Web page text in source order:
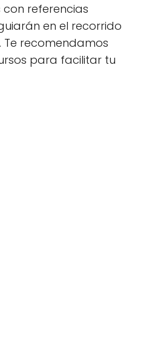
referencias
en el recorrido
. Te recomendamos
para facilitar tu